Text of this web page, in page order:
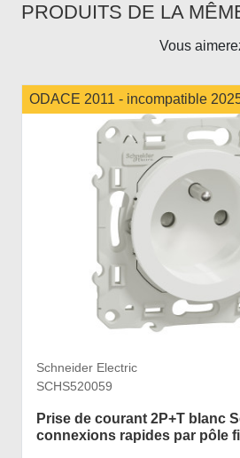
PRODUITS DE LA
Vous
ODACE 2011 - incompatible
Schneider Electric
SCHS520059
Prise de courant 2P+T blanc
connexions rapides par pôle